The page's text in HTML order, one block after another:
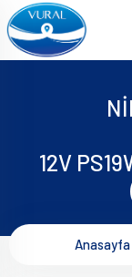
12V
Anasayfa